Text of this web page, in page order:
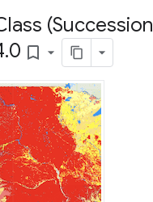
(Succession
.0 bookmark_border